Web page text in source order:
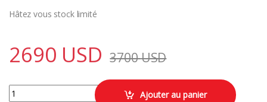
Hâtez vous stock limité
2690 USD 3700USD
SALON LILI AVEC MELAMINE quantityAjouter au panier